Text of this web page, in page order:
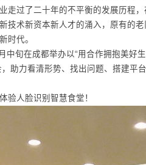
走过了二十年的不平衡的发展历程
技术新资本新人才的涌入，原有的
时代。
中旬在成都举办以“用合作拥抱美好
助力看清形势、找出问题、搭建平
验人脸识别智慧食堂！